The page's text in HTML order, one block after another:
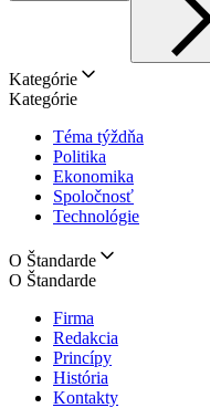
Kategórie
Kategórie
Téma týždňa
Politika
Ekonomika
Spoločnosť
Technológie
O Štandarde
O Štandarde
Firma
Redakcia
Princípy
História
Kontakty